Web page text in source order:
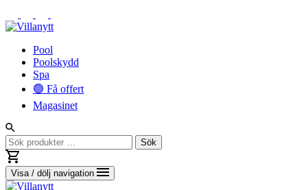
innehåll
Pool
Poolskydd
Spa
🟢 Få offert
Magasinet
Sök
efter:
Sök
Visa / dölj navigation